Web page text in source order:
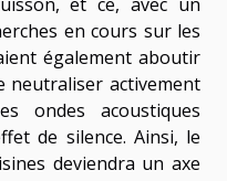
en cours sur les
également aboutir
neutraliser activement
ondes acoustiques
de silence. Ainsi, le
deviendra un axe